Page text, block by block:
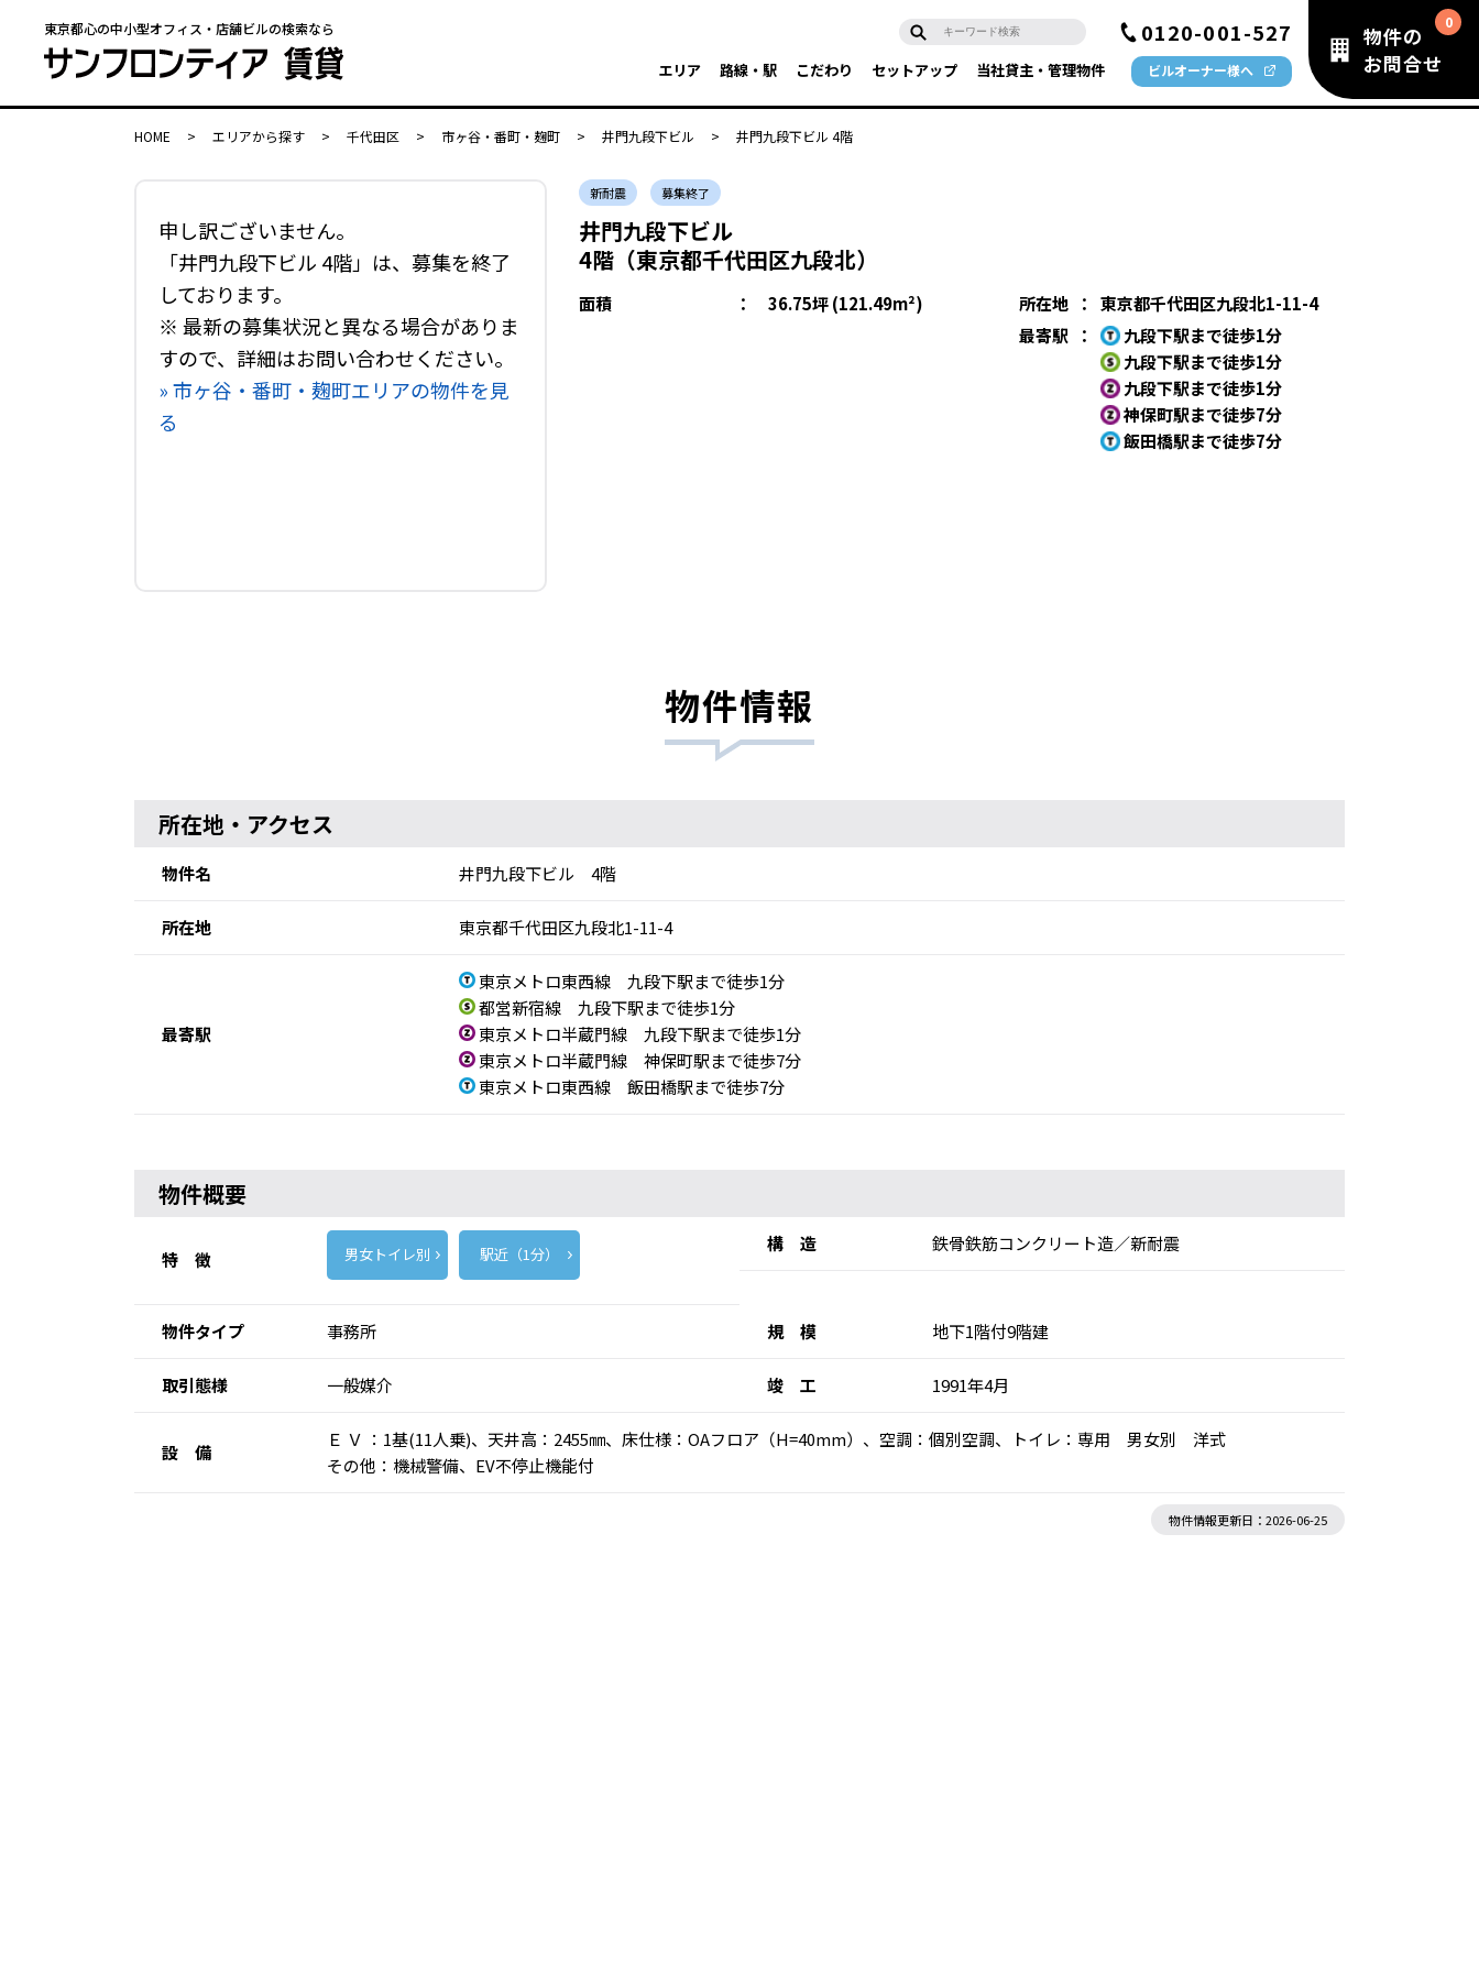
東京都心の中小型オフィス・店舗ビルの検索なら 0120-001-527
エリア 路線・駅 こだわり セットアップ 当社貸主・管理物件 ビルオーナー様へ
物件の
お問合せ
HOME > エリアから探す > 千代田区 > 市ヶ谷・番町・麹町 > 井門九段下ビル > 井門九段下ビル 4階
申し訳ございません。
「井門九段下ビル 4階」は、募集を終了
しております。
※ 最新の募集状況と異なる場合がありま
すので、詳細はお問い合わせください。
» 市ヶ谷・番町・麹町エリアの物件を見
る
新耐震 募集終了
井門九段下ビル
4階（東京都千代田区九段北）
面積 ： 36.75坪 (121.49m²) 所在地 ：
東京都千代田区九段北1-11-4
最寄駅
：
九段下駅まで徒歩1分
九段下駅まで徒歩1分
九段下駅まで徒歩1分
神保町駅まで徒歩7分
飯田橋駅まで徒歩7分
物件情報
所在地・アクセス
物件名 井門九段下ビル 4階
所在地 東京都千代田区九段北1-11-4
最寄駅
東京メトロ東西線 九段下駅まで徒歩1分
都営新宿線 九段下駅まで徒歩1分
東京メトロ半蔵門線 九段下駅まで徒歩1分
東京メトロ半蔵門線 神保町駅まで徒歩7分
東京メトロ東西線 飯田橋駅まで徒歩7分
物件概要
特 徴 男女トイレ別 駅近（1分） 構 造 鉄骨鉄筋コンクリート造／新耐震
物件タイプ 事務所 規 模 地下1階付9階建
取引態様 一般媒介 竣 工 1991年4月
設 備
Ｅ Ｖ ：1基(11人乗)、天井高：2455㎜、床仕様：OAフロア（H=40mm）、空調：個別空調、トイレ：専用 男女別 洋式
その他：機械警備、EV不停止機能付
物件情報更新日：2026-06-25